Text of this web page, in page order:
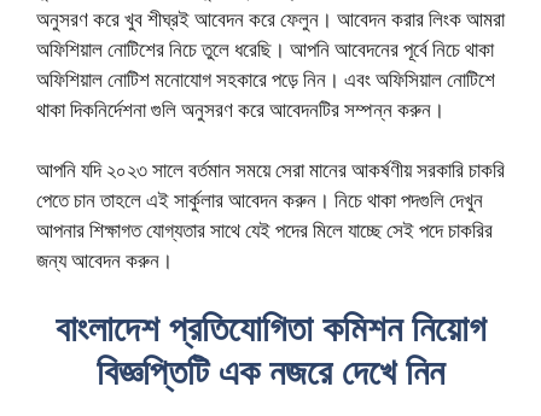
অনুসরণ করে খুব শীঘ্রই আবেদন করে ফেলুন। আবেদন করার লিংক আমরা
অফিশিয়াল নোটিশের নিচে তুলে ধরেছি। আপনি আবেদনের পূর্বে নিচে থাকা
অফিশিয়াল নোটিশ মনোযোগ সহকারে পড়ে নিন। এবং অফিসিয়াল নোটিশে
থাকা দিকনির্দেশনা গুলি অনুসরণ করে আবেদনটির সম্পন্ন করুন।
আপনি যদি ২০২৩ সালে বর্তমান সময়ে সেরা মানের আকর্ষণীয় সরকারি চাকরি
পেতে চান তাহলে এই সার্কুলার আবেদন করুন। নিচে থাকা পদগুলি দেখুন
আপনার শিক্ষাগত যোগ্যতার সাথে যেই পদের মিলে যাচ্ছে সেই পদে চাকরির
জন্য আবেদন করুন।
বাংলাদেশ প্রতিযোগিতা কমিশন নিয়োগ
বিজ্ঞপ্তিটি এক নজরে দেখে নিন